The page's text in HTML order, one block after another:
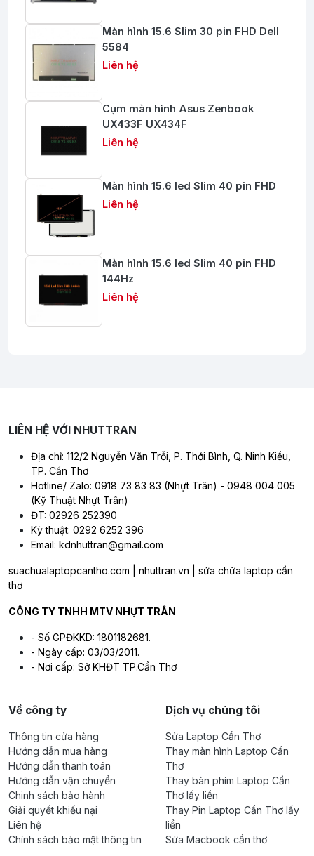
Màn hình 15.6 Slim 30 pin FHD Dell
5584
Liên hệ
Cụm màn hình Asus Zenbook
UX433F UX434F
Liên hệ
Màn hình 15.6 led Slim 40 pin FHD
Liên hệ
Màn hình 15.6 led Slim 40 pin FHD
144Hz
Liên hệ
LIÊN HỆ VỚI NHUTTRAN
Địa chỉ: 112/2 Nguyễn Văn Trỗi, P. Thới Bình, Q. Ninh Kiều,
TP. Cần Thơ
Hotline/ Zalo: 0918 73 83 83 (Nhựt Trân) - 0948 004 005
(Kỹ Thuật Nhựt Trân)
ĐT: 02926 252390
Kỹ thuật: 0292 6252 396
Email: kdnhuttran@gmail.com
suachualaptopcantho.com | nhuttran.vn | sửa chữa laptop cần
thơ
CÔNG TY TNHH MTV NHỰT TRÂN
- Số GPĐKKD: 1801182681.
- Ngày cấp: 03/03/2011.
- Nơi cấp: Sở KHĐT TP.Cần Thơ
Về công ty
Thông tin cửa hàng
Hướng dẫn mua hàng
Hướng dẫn thanh toán
Hướng dẫn vận chuyển
Chinh sách bảo hành
Giải quyết khiếu nại
Liên hệ
Chính sách bảo mật thông tin
Dịch vụ chúng tôi
Sửa Laptop Cần Thơ
Thay màn hình Laptop Cần
Thơ
Thay bàn phím Laptop Cần
Thơ lấy liền
Thay Pin Laptop Cần Thơ lấy
liền
Sửa Macbook cần thơ